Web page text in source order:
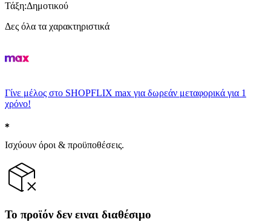
Τάξη:Δημοτικού
Δες όλα τα χαρακτηριστικά
Γίνε μέλος στο SHOPFLIX max για δωρεάν μεταφορικά για 1
χρόνο!
Ισχύουν όροι & προϋποθέσεις.
Το προϊόν δεν ειναι διαθέσιμο